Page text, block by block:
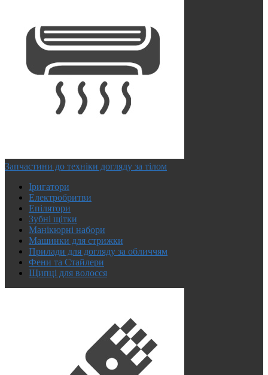
Запчастини до техніки догляду за тілом
Іригатори
Електробритви
Епілятори
Зубні щітки
Манікюрні набори
Машинки для стрижки
Прилади для догляду за обличчям
Фени та Стайлери
Щипці для волосся